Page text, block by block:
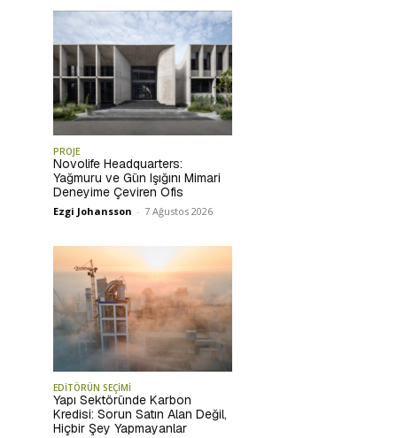
PROJE
Novolife Headquarters:
Yağmuru ve Gün Işığını Mimari
Deneyime Çeviren Ofis
Ezgi Johansson - 7 Ağustos 2026
EDİTÖRÜN SEÇİMİ
Yapı Sektöründe Karbon
Kredisi: Sorun Satın Alan Değil,
Hiçbir Şey Yapmayanlar